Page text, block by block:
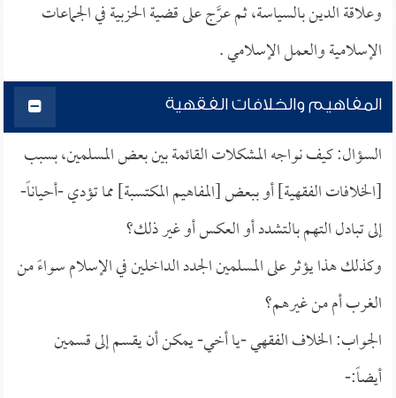
وعلاقة الدين بالسياسة، ثم عرَّج على قضية الحزبية في الجماعات
الإسلامية والعمل الإسلامي .
المفاهيم والخلافات الفقهية
السؤال: كيف نواجه المشكلات القائمة بين بعض المسلمين، بسبب
[الخلافات الفقهية] أو ببعض [المفاهيم المكتسبة] مما تؤدي -أحياناً-
إلى تبادل التهم بالتشدد أو العكس أو غير ذلك؟
وكذلك هذا يؤثر على المسلمين الجدد الداخلين في الإسلام سواءً من
الغرب أم من غيرهم؟
الجواب: الخلاف الفقهي -يا أخي- يمكن أن يقسم إلى قسمين
أيضاً:-